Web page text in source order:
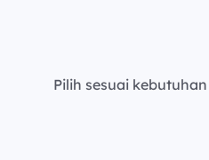
Pilih sesuai